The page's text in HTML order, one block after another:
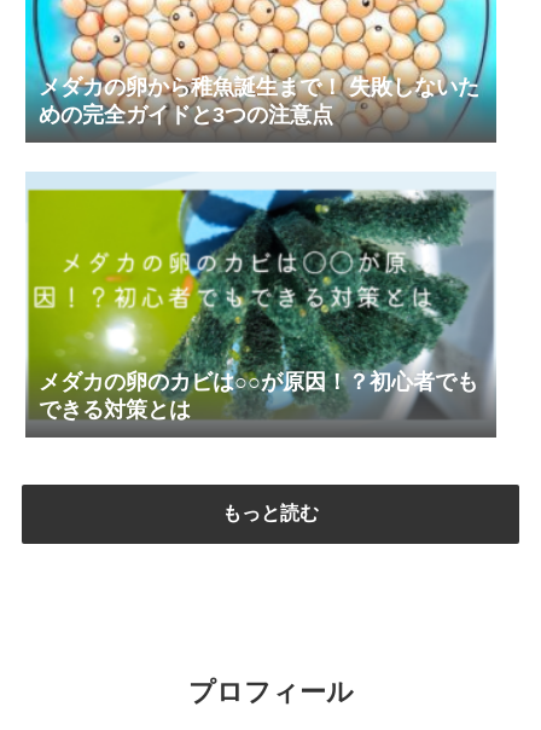
メダカの卵から稚魚誕生まで！ 失敗しないた
めの完全ガイドと3つの注意点
メダカの卵のカビは○○が原因！？初心者でも
できる対策とは
もっと読む
プロフィール